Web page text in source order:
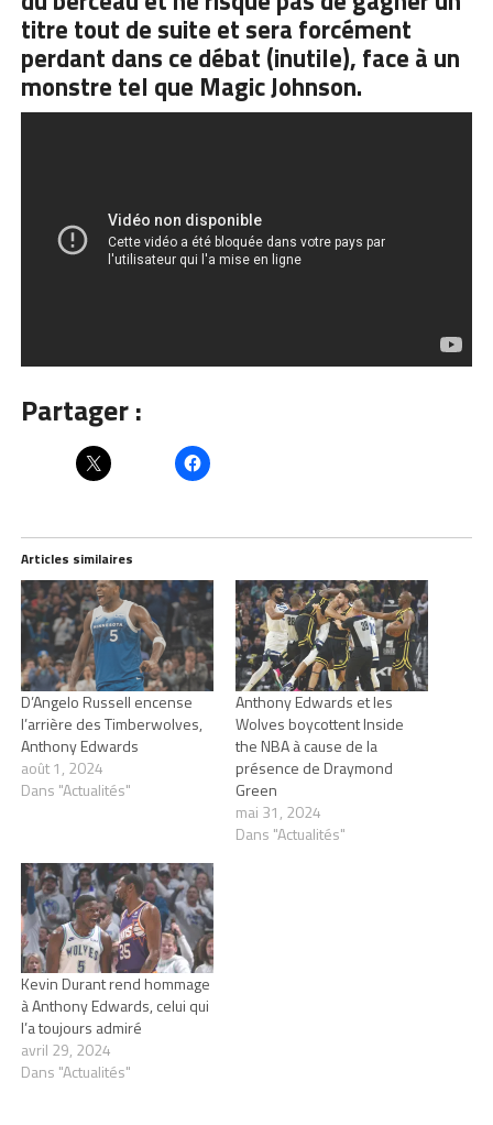
titre tout de suite et sera forcément
perdant dans ce débat (inutile), face à un
monstre tel que Magic Johnson.
Partager :
Articles similaires
D’Angelo Russell encense
l’arrière des Timberwolves,
Anthony Edwards
août 1, 2024
Dans "Actualités"
Anthony Edwards et les
Wolves boycottent Inside
the NBA à cause de la
présence de Draymond
Green
mai 31, 2024
Dans "Actualités"
Kevin Durant rend hommage
à Anthony Edwards, celui qui
l’a toujours admiré
avril 29, 2024
Dans "Actualités"